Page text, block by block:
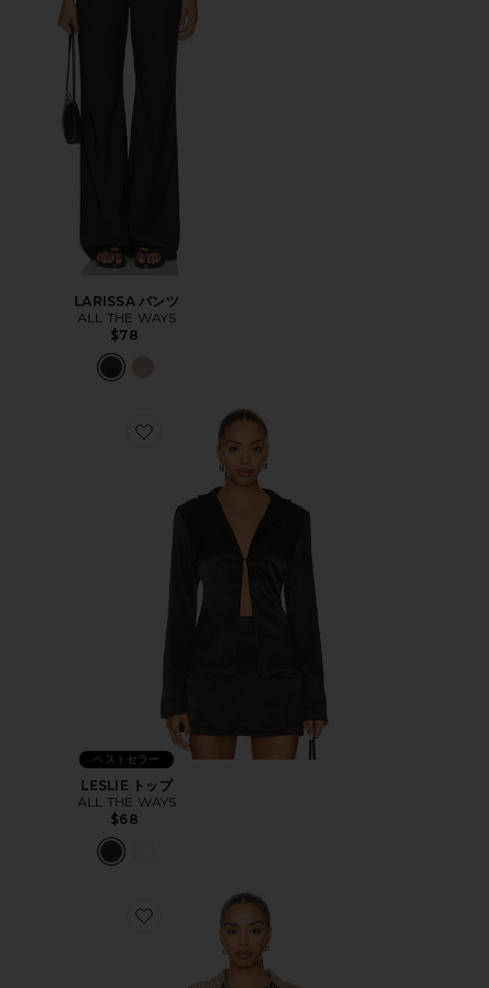
LARISSA パンツ
ALL THE WAYS
$78
Favorite LESLIE トップ
ベストセラー
LESLIE トップ
ALL THE WAYS
$68
Favorite ELLIE トップ